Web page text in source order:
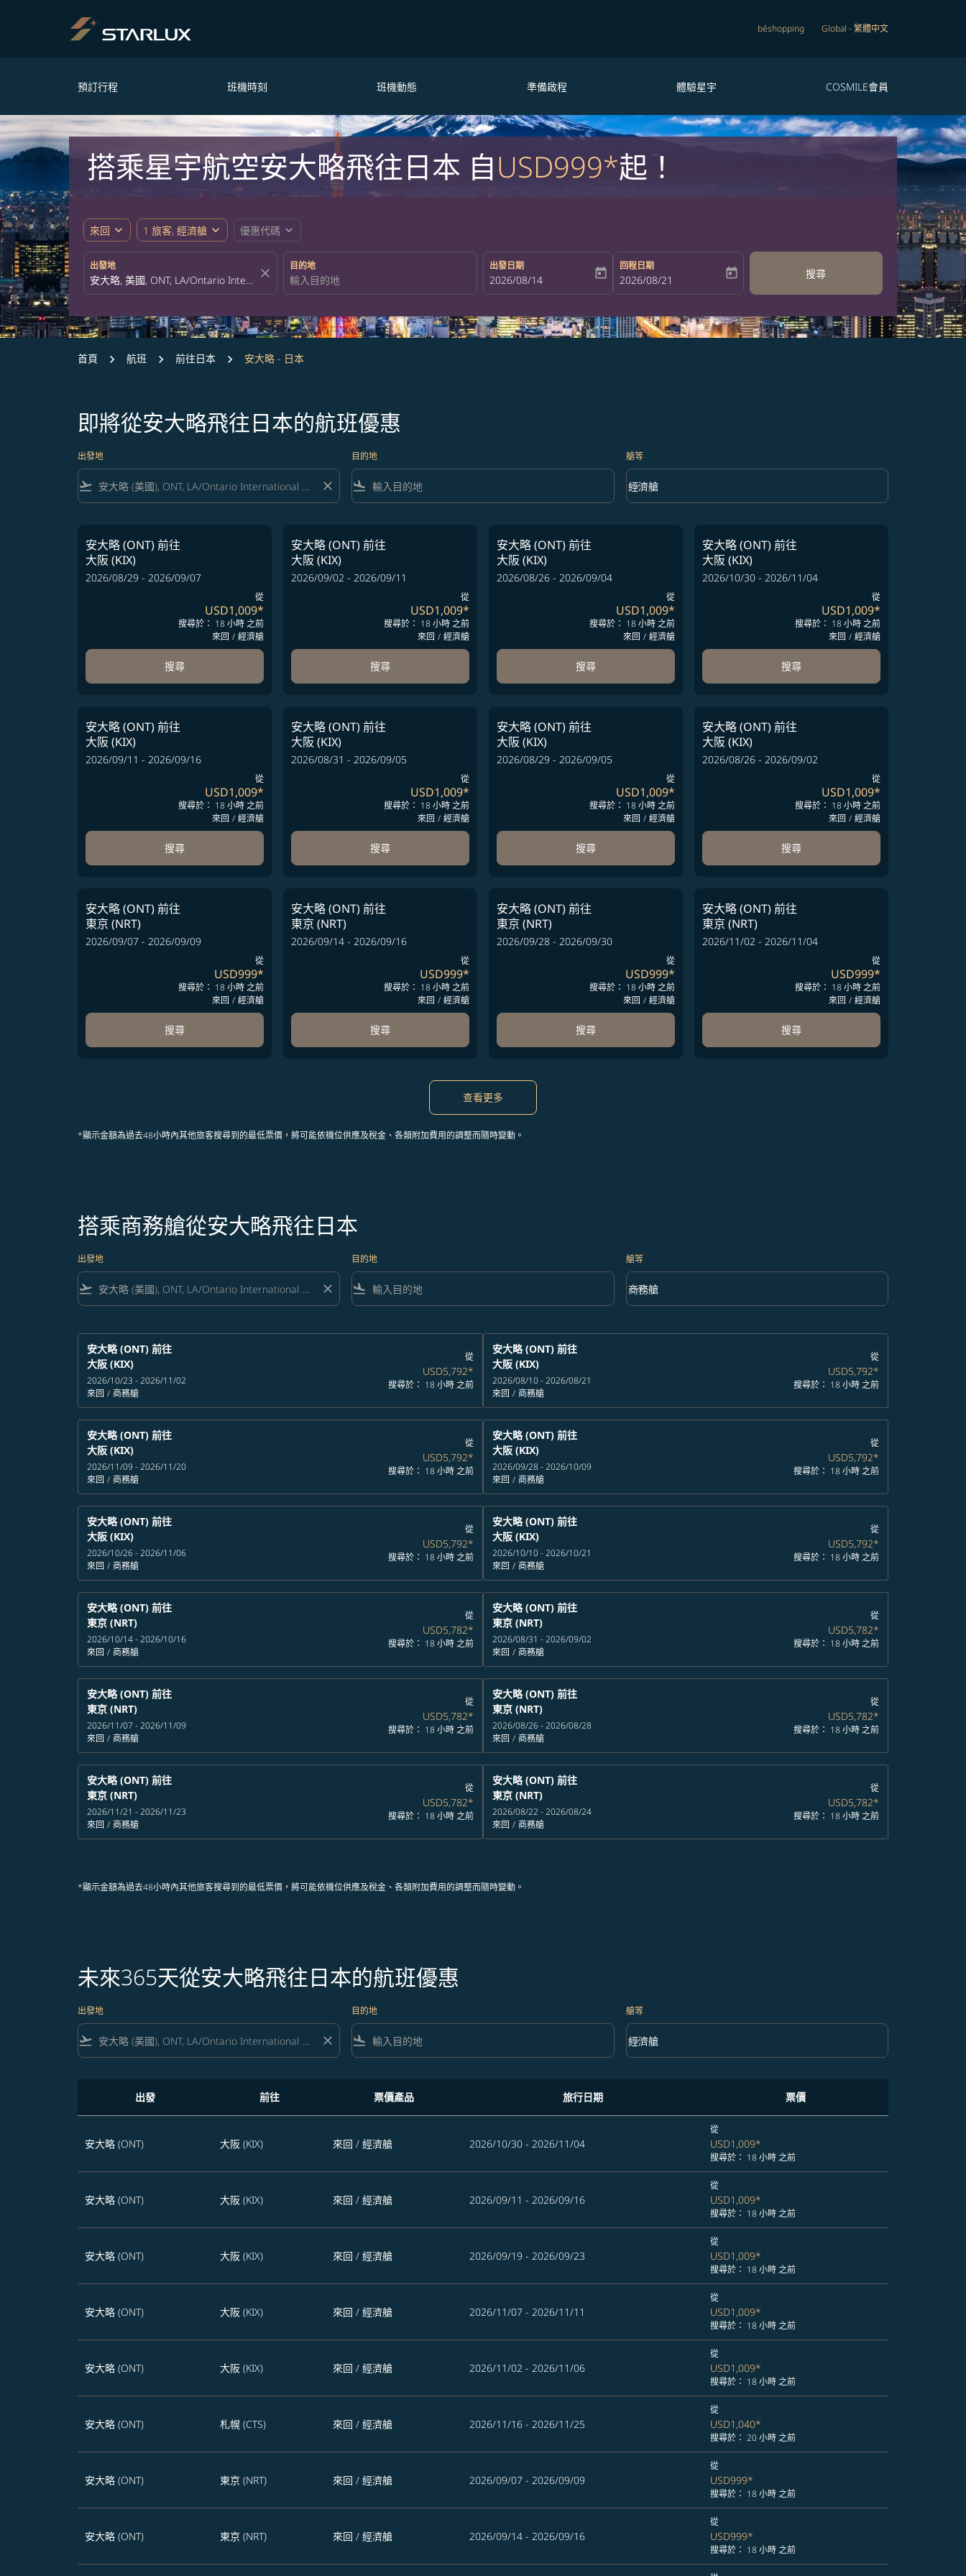
béshopping Global -繁體中文
預訂行程 班機時刻 班機動態 準備啟程 體驗星宇 COSMILE會員
搭乘星宇航空安大略飛往日本 自USD999*起！
來回 expand_more 1 旅客, 經濟艙 expand_more 優惠代碼 expand_more
出發地
close
目的地 出發日期
fc-booking-departure-date-aria-label
2026/08/14 today
回程日期
fc-booking-return-date-aria-label
2026/08/21 today 搜尋
首頁 航班 前往日本 安大略 - 日本
即將從安大略飛往日本的航班優惠
出發地
flight_takeoff close
目的地
flight_land
艙等
艙等 option 經濟艙 Selected
經濟艙
keyboard_arrow_down
安大略 (ONT)前往
大阪 (KIX)
2026/08/29 - 2026/09/07
從
USD1,009*
搜尋於： 18 小時 之前
來回 / 經濟艙
搜尋
安大略 (ONT)前往
大阪 (KIX)
2026/09/02 - 2026/09/11
從
USD1,009*
搜尋於： 18 小時 之前
來回 / 經濟艙
搜尋
安大略 (ONT)前往
大阪 (KIX)
2026/08/26 - 2026/09/04
從
USD1,009*
搜尋於： 18 小時 之前
來回 / 經濟艙
搜尋
安大略 (ONT)前往
大阪 (KIX)
2026/10/30 - 2026/11/04
從
USD1,009*
搜尋於： 18 小時 之前
來回 / 經濟艙
搜尋
安大略 (ONT)前往
大阪 (KIX)
2026/09/11 - 2026/09/16
從
USD1,009*
搜尋於： 18 小時 之前
來回 / 經濟艙
搜尋
安大略 (ONT)前往
大阪 (KIX)
2026/08/31 - 2026/09/05
從
USD1,009*
搜尋於： 18 小時 之前
來回 / 經濟艙
搜尋
安大略 (ONT)前往
大阪 (KIX)
2026/08/29 - 2026/09/05
從
USD1,009*
搜尋於： 18 小時 之前
來回 / 經濟艙
搜尋
安大略 (ONT)前往
大阪 (KIX)
2026/08/26 - 2026/09/02
從
USD1,009*
搜尋於： 18 小時 之前
來回 / 經濟艙
搜尋
安大略 (ONT)前往
東京 (NRT)
2026/09/07 - 2026/09/09
從
USD999*
搜尋於： 18 小時 之前
來回 / 經濟艙
搜尋
安大略 (ONT)前往
東京 (NRT)
2026/09/14 - 2026/09/16
從
USD999*
搜尋於： 18 小時 之前
來回 / 經濟艙
搜尋
安大略 (ONT)前往
東京 (NRT)
2026/09/28 - 2026/09/30
從
USD999*
搜尋於： 18 小時 之前
來回 / 經濟艙
搜尋
安大略 (ONT)前往
東京 (NRT)
2026/11/02 - 2026/11/04
從
USD999*
搜尋於： 18 小時 之前
來回 / 經濟艙
搜尋
查看更多
*顯示金額為過去48小時內其他旅客搜尋到的最低票價，將可能依機位供應及稅金、各類附加費用的調整而隨時變動。
搭乘商務艙從安大略飛往日本
出發地
flight_takeoff close
目的地
flight_land
艙等
艙等 option 商務艙 Selected
商務艙
keyboard_arrow_down
安大略 (ONT) 前往
大阪 (KIX)
2026/10/23 - 2026/11/02
來回 / 商務艙
從
USD5,792*
搜尋於： 18 小時 之前
安大略 (ONT) 前往
大阪 (KIX)
2026/08/10 - 2026/08/21
來回 / 商務艙
從
USD5,792*
搜尋於： 18 小時 之前
安大略 (ONT) 前往
大阪 (KIX)
2026/11/09 - 2026/11/20
來回 / 商務艙
從
USD5,792*
搜尋於： 18 小時 之前
安大略 (ONT) 前往
大阪 (KIX)
2026/09/28 - 2026/10/09
來回 / 商務艙
從
USD5,792*
搜尋於： 18 小時 之前
安大略 (ONT) 前往
大阪 (KIX)
2026/10/26 - 2026/11/06
來回 / 商務艙
從
USD5,792*
搜尋於： 18 小時 之前
安大略 (ONT) 前往
大阪 (KIX)
2026/10/10 - 2026/10/21
來回 / 商務艙
從
USD5,792*
搜尋於： 18 小時 之前
安大略 (ONT) 前往
東京 (NRT)
2026/10/14 - 2026/10/16
來回 / 商務艙
從
USD5,782*
搜尋於： 18 小時 之前
安大略 (ONT) 前往
東京 (NRT)
2026/08/31 - 2026/09/02
來回 / 商務艙
從
USD5,782*
搜尋於： 18 小時 之前
安大略 (ONT) 前往
東京 (NRT)
2026/11/07 - 2026/11/09
來回 / 商務艙
從
USD5,782*
搜尋於： 18 小時 之前
安大略 (ONT) 前往
東京 (NRT)
2026/08/26 - 2026/08/28
來回 / 商務艙
從
USD5,782*
搜尋於： 18 小時 之前
安大略 (ONT) 前往
東京 (NRT)
2026/11/21 - 2026/11/23
來回 / 商務艙
從
USD5,782*
搜尋於： 18 小時 之前
安大略 (ONT) 前往
東京 (NRT)
2026/08/22 - 2026/08/24
來回 / 商務艙
從
USD5,782*
搜尋於： 18 小時 之前
*顯示金額為過去48小時內其他旅客搜尋到的最低票價，將可能依機位供應及稅金、各類附加費用的調整而隨時變動。
未來365天從安大略飛往日本的航班優惠
出發地
flight_takeoff close
目的地
flight_land
艙等
艙等 option 經濟艙 Selected
經濟艙
keyboard_arrow_down
出發 前往 票價產品 旅行日期 票價
安大略 (ONT) 大阪 (KIX) 來回 / 經濟艙 2026/10/30 - 2026/11/04
從
USD1,009*
搜尋於： 18 小時 之前
安大略 (ONT) 大阪 (KIX) 來回 / 經濟艙 2026/09/11 - 2026/09/16
從
USD1,009*
搜尋於： 18 小時 之前
安大略 (ONT) 大阪 (KIX) 來回 / 經濟艙 2026/09/19 - 2026/09/23
從
USD1,009*
搜尋於： 18 小時 之前
安大略 (ONT) 大阪 (KIX) 來回 / 經濟艙 2026/11/07 - 2026/11/11
從
USD1,009*
搜尋於： 18 小時 之前
安大略 (ONT) 大阪 (KIX) 來回 / 經濟艙 2026/11/02 - 2026/11/06
從
USD1,009*
搜尋於： 18 小時 之前
安大略 (ONT) 札幌 (CTS) 來回 / 經濟艙 2026/11/16 - 2026/11/25
從
USD1,040*
搜尋於： 20 小時 之前
安大略 (ONT) 東京 (NRT) 來回 / 經濟艙 2026/09/07 - 2026/09/09
從
USD999*
搜尋於： 18 小時 之前
安大略 (ONT) 東京 (NRT) 來回 / 經濟艙 2026/09/14 - 2026/09/16
從
USD999*
搜尋於： 18 小時 之前